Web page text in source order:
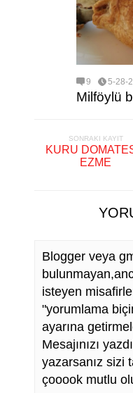
9 5-28-
Milföylü
SONRAKI KAYIT
KURU
EZME
Blogger veya
isteyen
"yorumlama
ayarına
Mesajınızı
yazarsanız sizi
çooook mutlu